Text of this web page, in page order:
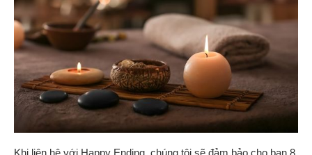
Khi liên hệ với Happy Ending, chúng tôi sẽ đảm bảo cho bạn 8